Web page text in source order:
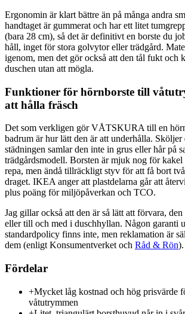
Ergonomin är klart bättre än på många andra
handtaget är gummerat och har ett litet
(bara 28 cm), så det är definitivt en borste du
håll, inget för stora golvytor eller trädgård.
igenom, men det gör också att den tål fukt och
duschen utan att mögla.
Funktioner för hörnborste till
att hålla fräsch
Det som verkligen gör VÅTSKURA till en
badrum är hur lätt den är att underhålla. Sköljer
städningen samlar den inte in grus eller hår på
trädgårdsmodell. Borsten är mjuk nog för kakel
repa, men ändå tillräckligt styv för att få bort
draget. IKEA anger att plastdelarna går att
plus poäng för miljöpåverkan och TCO.
Jag gillar också att den är så lätt att förvara,
eller till och med i duschhyllan. Någon garanti
standardpolicy finns inte, men reklamation är
dem (enligt Konsumentverket och Råd & Rön).
Fördelar
+Mycket låg kostnad och hög prisvärde
våtutrymmen